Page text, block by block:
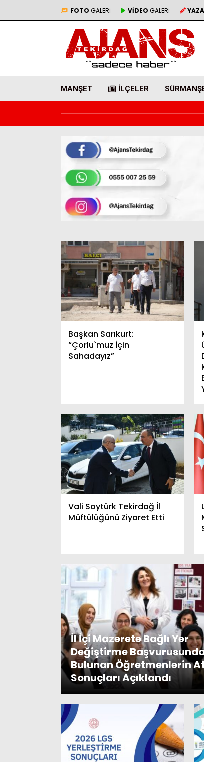
FOTO GALERİ VİDEO GALERİ
MANŞET İLÇELER
Başkan Sarıkurt:
“Çorlu`muz İçin
Sahadayız”
Vali Soytürk Tekirdağ İl
Müftülüğünü Ziyaret Etti
İl İçi Mazerete Bağlı Yer
Değiştirme
Bulunan Öğretmenlerin
Sonuçları Açıklandı
Gelecek Partisi İlk Kongresini
Gerçekleştirdi